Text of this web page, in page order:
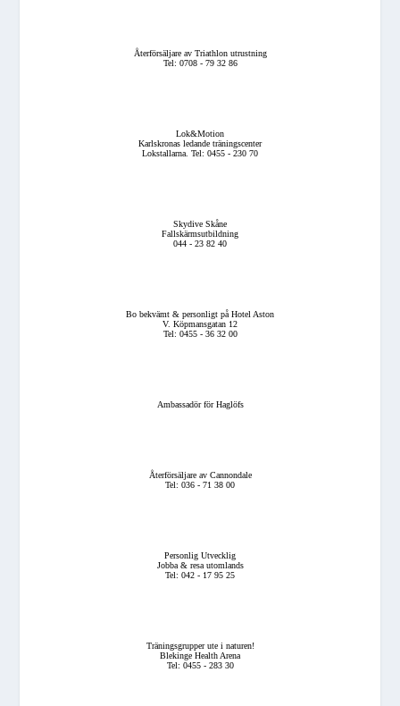
Återförsäljare av Triathlon utrustning
Tel: 0708 - 79 32 86
Lok&Motion
Karlskronas ledande träningscenter
Lokstallarna. Tel: 0455 - 230 70
Skydive Skåne
Fallskärmsutbildning
044 - 23 82 40
Bo bekvämt & personligt på Hotel Aston
V. Köpmansgatan 12
Tel: 0455 - 36 32 00
Ambassadör för Haglöfs
Återförsäljare av Cannondale
Tel: 036 - 71 38 00
Personlig Utvecklig
Jobba & resa utomlands
Tel: 042 - 17 95 25
Träningsgrupper ute i naturen!
Blekinge Health Arena
Tel: 0455 - 283 30